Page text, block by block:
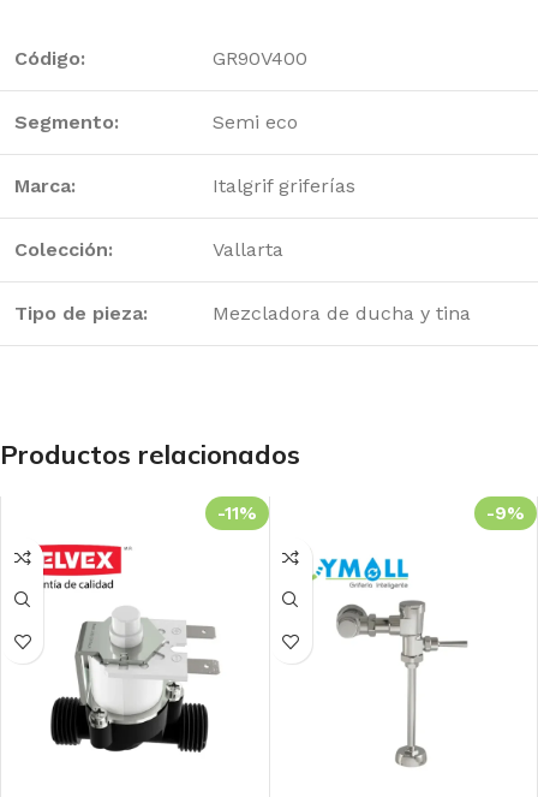
Código: GR90V400
Segmento: Semi eco
Marca: Italgrif griferías
Colección: Vallarta
Tipo de pieza: Mezcladora de ducha y tina
Productos relacionados
-11% -9%